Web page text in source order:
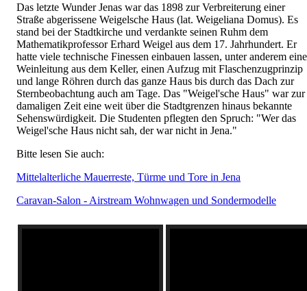
Das letzte Wunder Jenas war das 1898 zur Verbreiterung einer
Straße abgerissene Weigelsche Haus (lat. Weigeliana Domus). Es
stand bei der Stadtkirche und verdankte seinen Ruhm dem
Mathematikprofessor Erhard Weigel aus dem 17. Jahrhundert. Er
hatte viele technische Finessen einbauen lassen, unter anderem eine
Weinleitung aus dem Keller, einen Aufzug mit Flaschenzugprinzip
und lange Röhren durch das ganze Haus bis durch das Dach zur
Sternbeobachtung auch am Tage. Das "Weigel'sche Haus" war zur
damaligen Zeit eine weit über die Stadtgrenzen hinaus bekannte
Sehenswürdigkeit. Die Studenten pflegten den Spruch: "Wer das
Weigel'sche Haus nicht sah, der war nicht in Jena."
Bitte lesen Sie auch:
Mittelalterliche Mauerreste, Türme und Tore in Jena
Caravan-Salon - Airstream Wohnwagen und Sondermodelle